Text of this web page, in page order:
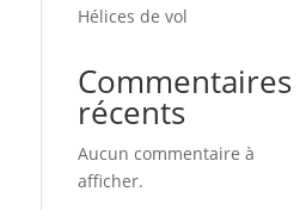
Hélices de vol
Commentaires
récents
Aucun commentaire à
afficher.